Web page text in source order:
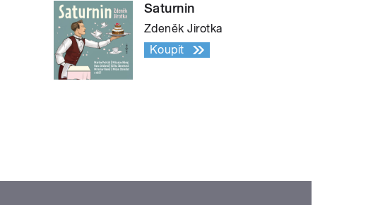
Saturnin
Zdeněk Jirotka
Koupit